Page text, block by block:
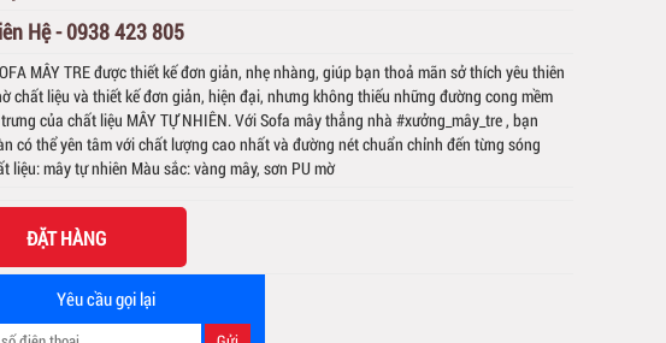
Hệ - 0938 423 805
MÂY TRE được thiết kế đơn giản, nhẹ nhàng, giúp bạn thoả mãn sở thích yêu thiên
chất liệu và thiết kế đơn giản, hiện đại, nhưng không thiếu những đường cong mềm
của chất liệu MÂY TỰ NHIÊN.️ Với Sofa mây thẳng nhà #xưởng_mây_tre , bạn
có thể yên tâm với chất lượng cao nhất và đường nét chuẩn chỉnh đến từng sóng
liệu: mây tự nhiên Màu sắc: vàng mây, sơn PU mờ
ĐẶT HÀNG
Yêu cầu gọi lại